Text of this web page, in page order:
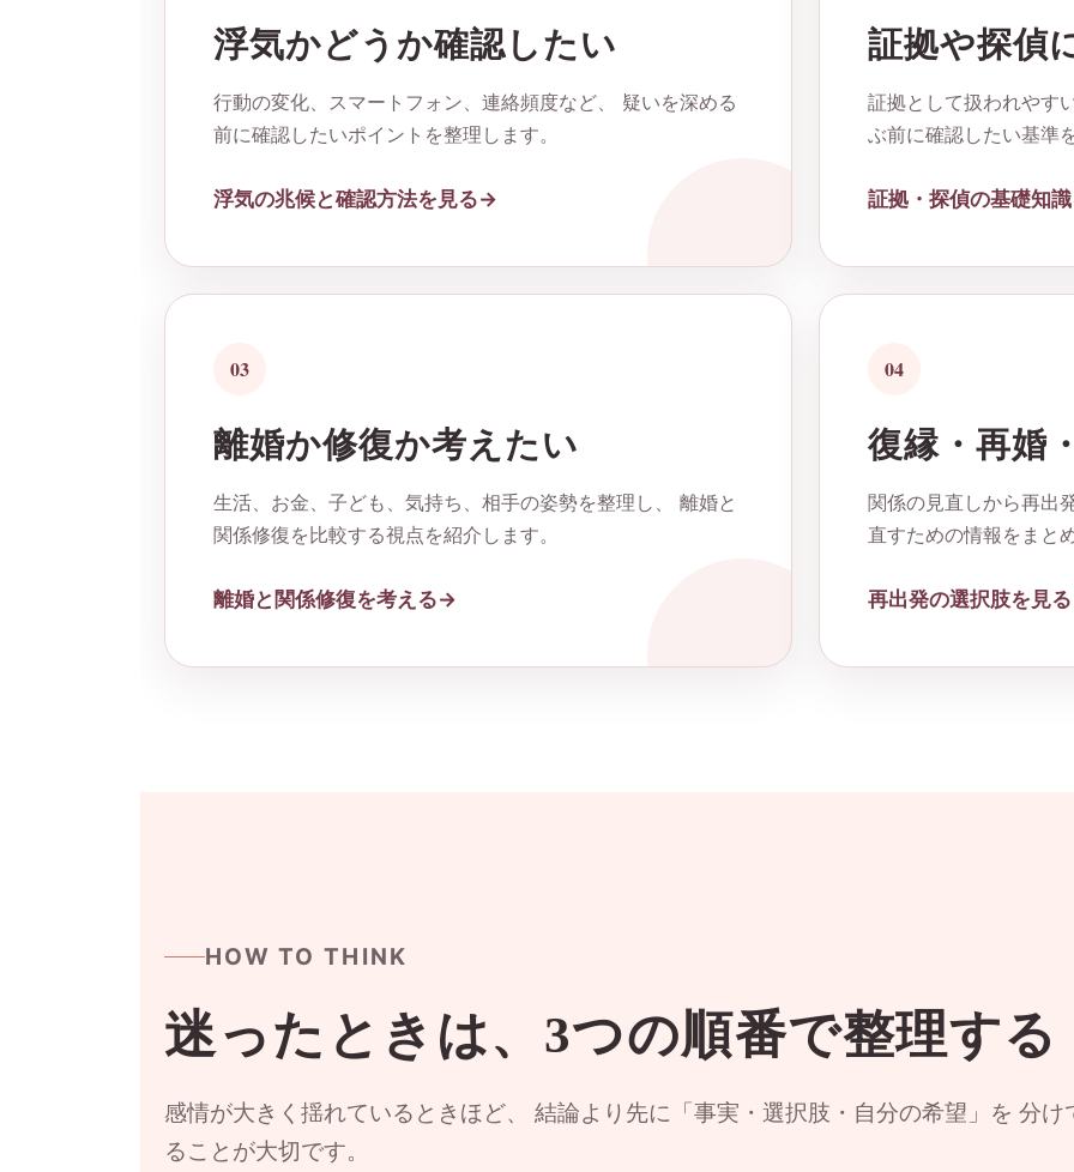
浮気かどうか確認したい
行動の変化、スマートフォン、連絡頻度など、 疑いを深める
前に確認したいポイントを整理します。
浮気の兆候と確認方法を見る
証拠や探偵
証拠として扱われやす
ぶ前に確認したい基準
証拠・探偵の基礎知
03
離婚か修復か考えたい
生活、お金、子ども、気持ち、相手の姿勢を整理し、 離婚と
関係修復を比較する視点を紹介します。
離婚と関係修復を考える
04
復縁・再婚
関係の見直しから再出
直すための情報をまと
再出発の選択肢を見る
HOW TO THINK
迷ったときは、3つの順番で整理する
感情が大きく揺れているときほど、 結論より先に「事実・選択肢・自分の希望」を 分け
ることが大切です。